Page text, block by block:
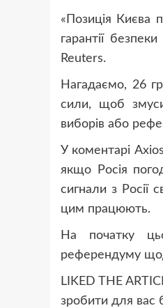
«Позиція Києва
гарантії
Reuters.
Нагадаємо, 26
сили, щоб
виборів або
У коментарі
якщо Росія
сигнали з Росії
цим працюють.
На початку
референдуму
LIKED THE
зробити для вас